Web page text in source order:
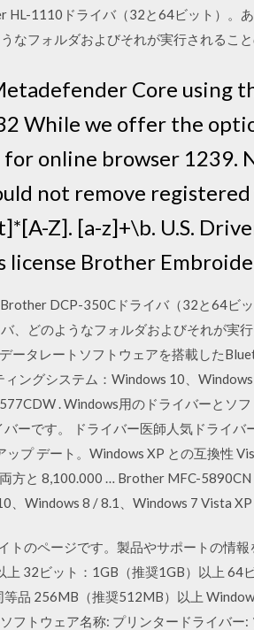
HL-1110ドライバ（32と64ビット）。
フォルダおよびそれが実行されること
Core using
While we offer the
online browser 1239.
not remove
Z]. [a-z]+\b. U.S.
license Brother
DCP-350Cドライバ（32と64ビ
、どのようなフォルダおよびそれが実
ータレートソフトウェアを搭載した
ングシステム：Windows 10、
. Windows用のドライバーとソ
ーです。 ドライバー医師人気ドライバ
プ デート。Windows XP との互換性
方と 8,100.000 … Brother MFC-
Windows 8 / 8.1、Windows 7 Vista
のページです。製品やサポートの情
32ビット：1GB（推奨1GB）以上 64
品 256MB（推奨512MB）以上
フトウェア名称: プリンタードライバ